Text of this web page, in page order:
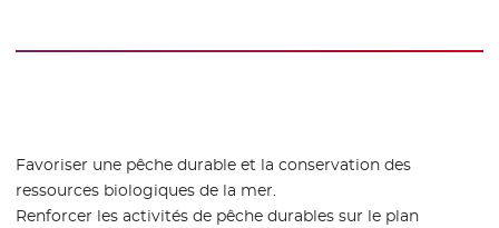
Favoriser une pêche durable et la conservation des
ressources biologiques de la mer.
Renforcer les activités de pêche durables sur le plan